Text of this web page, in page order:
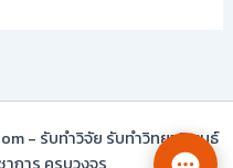
- รับทำวิจัย รับทำวิทยานิพนธ์